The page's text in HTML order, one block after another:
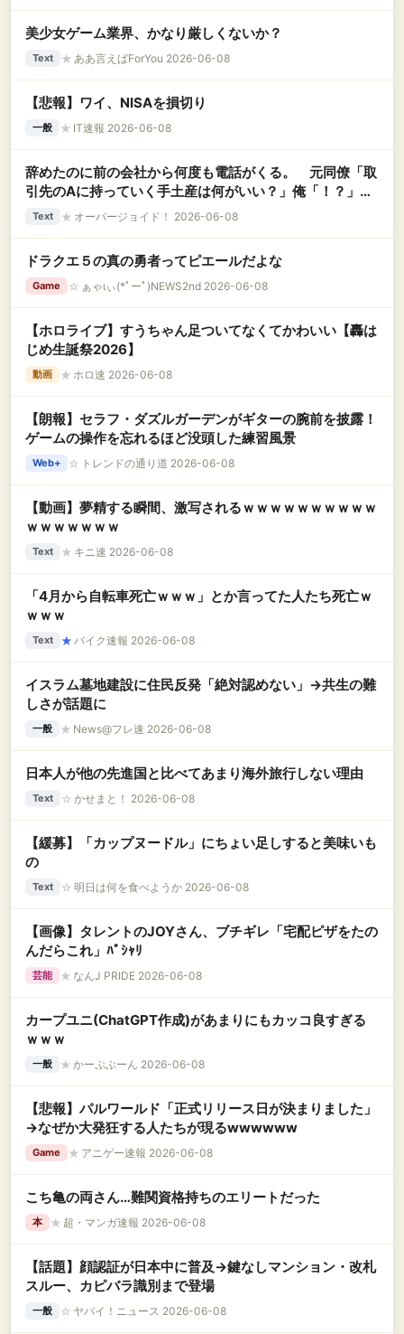
美少女ゲーム業界、かなり厳しくないか？
Text ★ ああ言えばForYou 2026-06-08
【悲報】ワイ、NISAを損切り
一般 ★ IT速報 2026-06-08
辞めたのに前の会社から何度も電話がくる。 元同僚「取
引先のAに持っていく手土産は何がいい？」俺「！？」元
同僚「 B社に行くときは車をどこに駐めるの？」俺
Text ★ オーバージョイド！ 2026-06-08
ドラクエ５の真の勇者ってピエールだよな
Game ☆ ぁゃιぃ(*ﾟーﾟ)NEWS2nd 2026-06-08
【ホロライブ】すうちゃん足ついてなくてかわいい【轟は
じめ生誕祭2026】
動画 ★ ホロ速 2026-06-08
【朗報】セラフ・ダズルガーデンがギターの腕前を披露！
ゲームの操作を忘れるほど没頭した練習風景
Web+ ☆ トレンドの通り道 2026-06-08
【動画】夢精する瞬間、激写されるｗｗｗｗｗｗｗｗｗｗ
ｗｗｗｗｗｗｗ
Text ★ キニ速 2026-06-08
「4月から自転車死亡ｗｗｗ」とか言ってた人たち死亡ｗ
ｗｗｗ
Text ★ バイク速報 2026-06-08
イスラム墓地建設に住民反発「絶対認めない」→共生の難
しさが話題に
一般 ★ News@フレ速 2026-06-08
日本人が他の先進国と比べてあまり海外旅行しない理由
Text ☆ かせまと！ 2026-06-08
【緩募】「カップヌードル」にちょい足しすると美味いも
の
Text ☆ 明日は何を食べようか 2026-06-08
【画像】タレントのJOYさん、ブチギレ「宅配ピザをたの
んだらこれ」ﾊﾟｼｬﾘ
芸能 ★ なんJ PRIDE 2026-06-08
カープユニ(ChatGPT作成)があまりにもカッコ良すぎる
ｗｗｗ
一般 ★ かーぷぶーん 2026-06-08
【悲報】パルワールド「正式リリース日が決まりました」
→なぜか大発狂する人たちが現るwwwwww
Game ★ アニゲー速報 2026-06-08
こち亀の両さん…難関資格持ちのエリートだった
本 ★ 超・マンガ速報 2026-06-08
【話題】顔認証が日本中に普及→鍵なしマンション・改札
スルー、カピバラ識別まで登場
一般 ☆ ヤバイ！ニュース 2026-06-08